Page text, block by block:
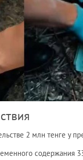
2 млн тенге у
содержания